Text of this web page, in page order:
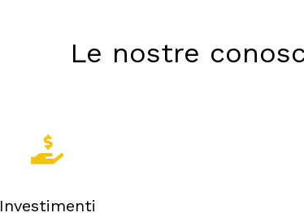
Le nostre
Investimenti